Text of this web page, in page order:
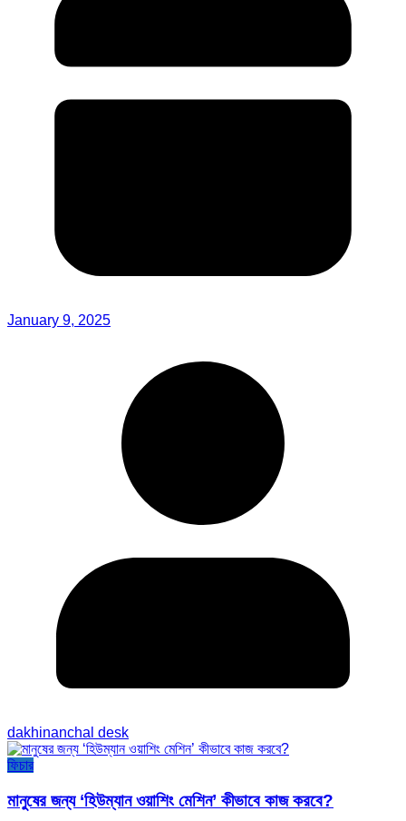
January 9, 2025
dakhinanchal desk
ফিচার
মানুষের জন্য ‘হিউম্যান ওয়াশিং মেশিন’ কীভাবে কাজ করবে?